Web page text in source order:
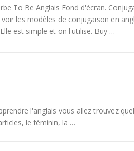
To Be Anglais Fond d'écran.
voir les modèles de conjugaison en
est simple et on l'utilise. Buy …
l'anglais vous allez trouvez
le féminin, la …